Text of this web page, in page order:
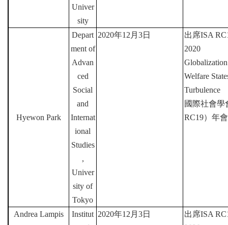
Univer
sity
Hyewon Park
Depart
ment of
Advan
ced
Social
and
Internat
ional
Studies
,
Univer
sity of
Tokyo
2020年12 月 3日 出席ISA
2020
Welfare
Turbulence
國際社會學
RC19）年會
Andrea Lampis
Institut 2020年12 月 3日 出席ISA